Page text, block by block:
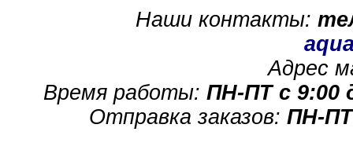
Наши контакты:
Адрес
Время работы: ПН-ПТ с 9:00
Отправка заказов: ПН-ПТ